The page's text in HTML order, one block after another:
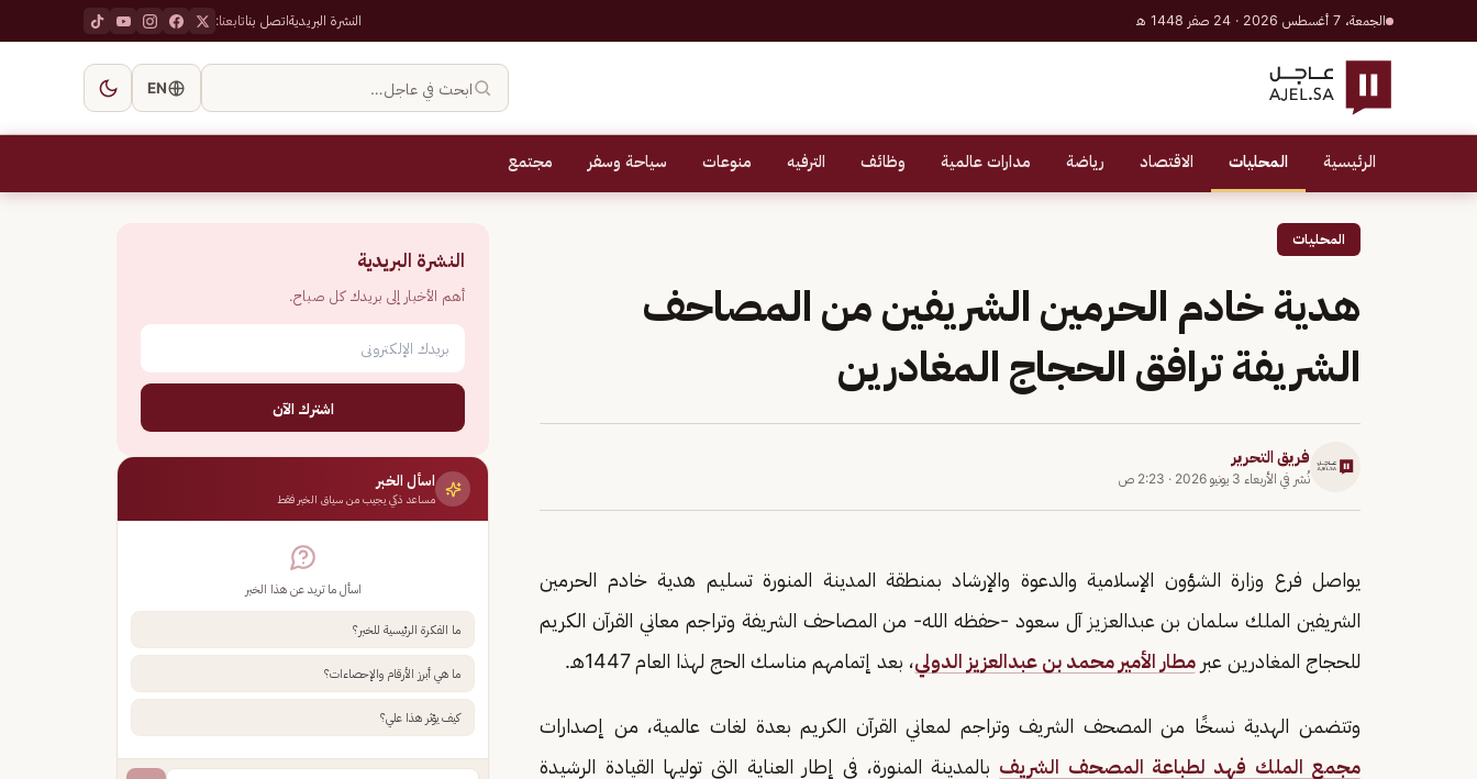
الجمعة، 7 أغسطس 2026 · 24 صفر 1448 هـ النشرة البريديةاتصل بناتابعنا:
ابحث في عاجل… EN
الرئيسية المحليات الاقتصاد رياضة مدارات عالمية وظائف الترفيه منوعات سياحة وسفر مجتمع
المحليات
هدية خادم الحرمين الشريفين من المصاحف
الشريفة ترافق الحجاج المغادرين
فريق التحرير
نُشر في الأربعاء 3 يونيو 2026 · 2:23 ص
يواصل فرع وزارة الشؤون الإسلامية والدعوة والإرشاد بمنطقة المدينة المنورة تسليم هدية خادم الحرمين
الشريفين الملك سلمان بن عبدالعزيز آل سعود -حفظه الله- من المصاحف الشريفة وتراجم معاني القرآن الكريم
للحجاج المغادرين عبر مطار الأمير محمد بن عبدالعزيز الدولي، بعد إتمامهم مناسك الحج لهذا العام 1447هـ.
وتتضمن الهدية نسخًا من المصحف الشريف وتراجم لمعاني القرآن الكريم بعدة لغات عالمية، من إصدارات
مجمع الملك فهد لطباعة المصحف الشريف بالمدينة المنورة، في إطار العناية التي توليها القيادة الرشيدة
النشرة البريدية
أهم الأخبار إلى بريدك كل صباح.
اشترك الآن
اسأل الخبر
مساعد ذكي يجيب من سياق الخبر فقط
اسأل ما تريد عن هذا الخبر
ما الفكرة الرئيسية للخبر؟
ما هي أبرز الأرقام والإحصاءات؟
كيف يؤثر هذا علي؟